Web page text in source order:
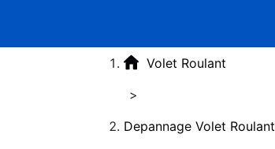
Volet Roulant
>
Depannage Volet Roulant